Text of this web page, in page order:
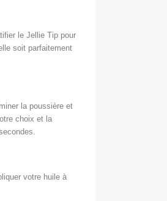
le Jellie Tip pour
soit parfaitement
la poussière et
choix et la
votre huile à